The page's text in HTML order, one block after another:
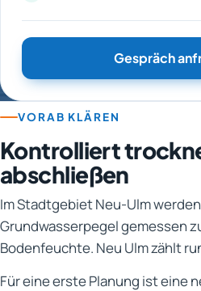
Gespräch
VORAB KLÄREN
Kontrolliert
abschließen
Im Stadtgebiet Neu-Ulm
Grundwasserpegel gemessen
Bodenfeuchte. Neu Ulm zählt
Für eine erste Planung ist eine